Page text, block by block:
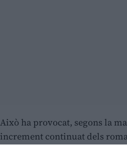
Això ha provocat, segons la
increment continuat dels